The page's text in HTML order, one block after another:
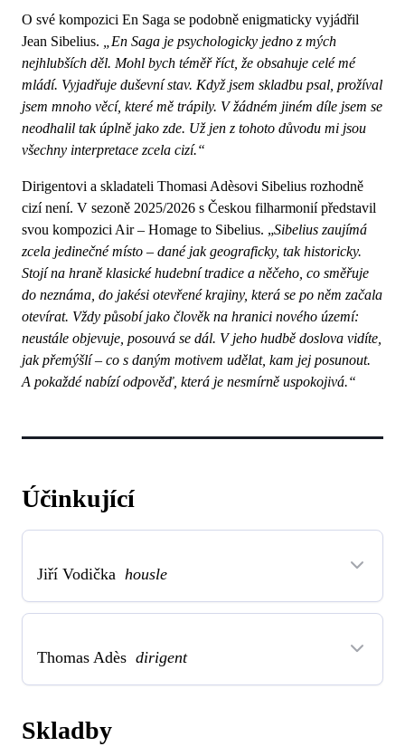
O své kompozici En Saga se podobně enigmaticky vyjádřil
Jean Sibelius.
„En Saga je psychologicky jedno z mých
nejhlubších děl. Mohl bych téměř říct, že obsahuje celé mé
mládí. Vyjadřuje duševní stav. Když jsem skladbu psal, prožíval
jsem mnoho věcí, které mě trápily. V žádném jiném díle jsem se
neodhalil tak úplně jako zde. Už jen z tohoto důvodu mi jsou
všechny interpretace zcela cizí.“
Dirigentovi a skladateli Thomasi Adèsovi Sibelius rozhodně
cizí není. V sezoně 2025/2026 s Českou filharmonií představil
svou kompozici Air – Homage to Sibelius. „Sibelius zaujímá
zcela jedinečné místo – dané jak geograficky, tak historicky.
Stojí na hraně klasické hudební tradice a něčeho, co směřuje
do neznáma, do jakési otevřené krajiny, která se po něm začala
otevírat. Vždy působí jako člověk na hranici nového území:
neustále objevuje, posouvá se dál. V jeho hudbě doslova vidíte,
jak přemýšlí – co s daným motivem udělat, kam jej posunout.
A pokaždé nabízí odpověď, která je nesmírně uspokojivá.“
Účinkující
Jiří Vodička housle
Thomas Adès dirigent
Skladby